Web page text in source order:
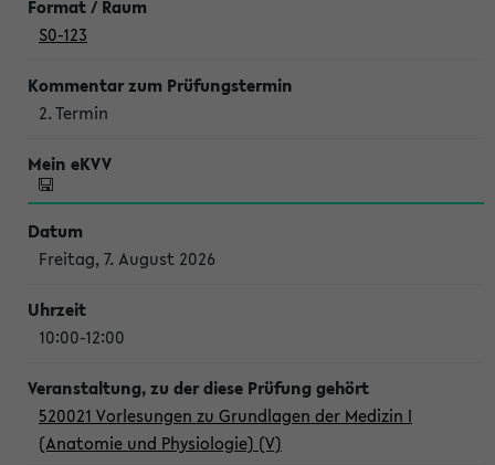
S0-123
2. Termin
Freitag, 7. August 2026
10:00-12:00
520021 Vorlesungen zu Grundlagen der Medizin I
(Anatomie und Physiologie) (V)